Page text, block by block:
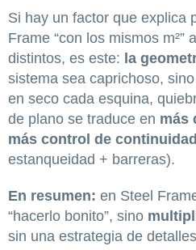
Si hay un factor que explica
Frame “con los mismos m²”
distintos, es este: la
sistema sea caprichoso,
en seco cada esquina,
de plano se traduce en más
más control de continuidad
estanqueidad + barreras).
En resumen: en Steel
“hacerlo bonito”, sino
sin una estrategia de